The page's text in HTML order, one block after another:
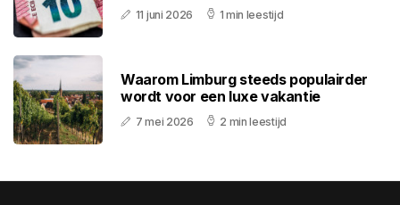
11 juni 2026 1 min leestijd
Waarom Limburg steeds populairder
wordt voor een luxe vakantie
7 mei 2026 2 min leestijd